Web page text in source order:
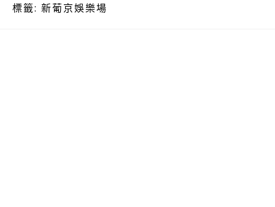
標籤: 新葡京娛樂場